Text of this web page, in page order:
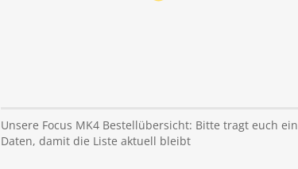
Unsere Focus MK4 Bestellübersicht: Bitte tragt euch ein
Daten, damit die Liste aktuell bleibt